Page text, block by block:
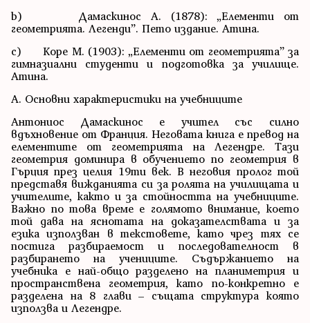
b) Дамаскинос А. (1878): „Елементи от
геометрията. Легенди”. Пето издание. Атина.
c) Коре М. (1903): „Елементи от геометрията” за
гимназиални студенти и подготовка за училище.
Атина.
A. Основни характеристики на учебниците
Антониос Дамаскинос е учител със силно
вдъхновение от Франция. Неговата книга е превод на
елементите от геометрията на Легендре. Тази
геометрия доминира в обучението по геометрия в
Гърция през целия 19ти век. В неговия пролог той
представя вижданията си за ролята на училищата и
учителите, както и за стойността на учебниците.
Важно по това време е голямото внимание, което
той дава на яснотата на доказателствата и за
езика използван в текстовете, като чрез тях се
постига разбираемост и последователност в
разбирането на учениците. Съдържанието на
учебника е най-общо разделено на планиметрия и
пространствена геометрия, като по-конкретно е
разделена на 8 глави – същата структура която
използва и Легендре.